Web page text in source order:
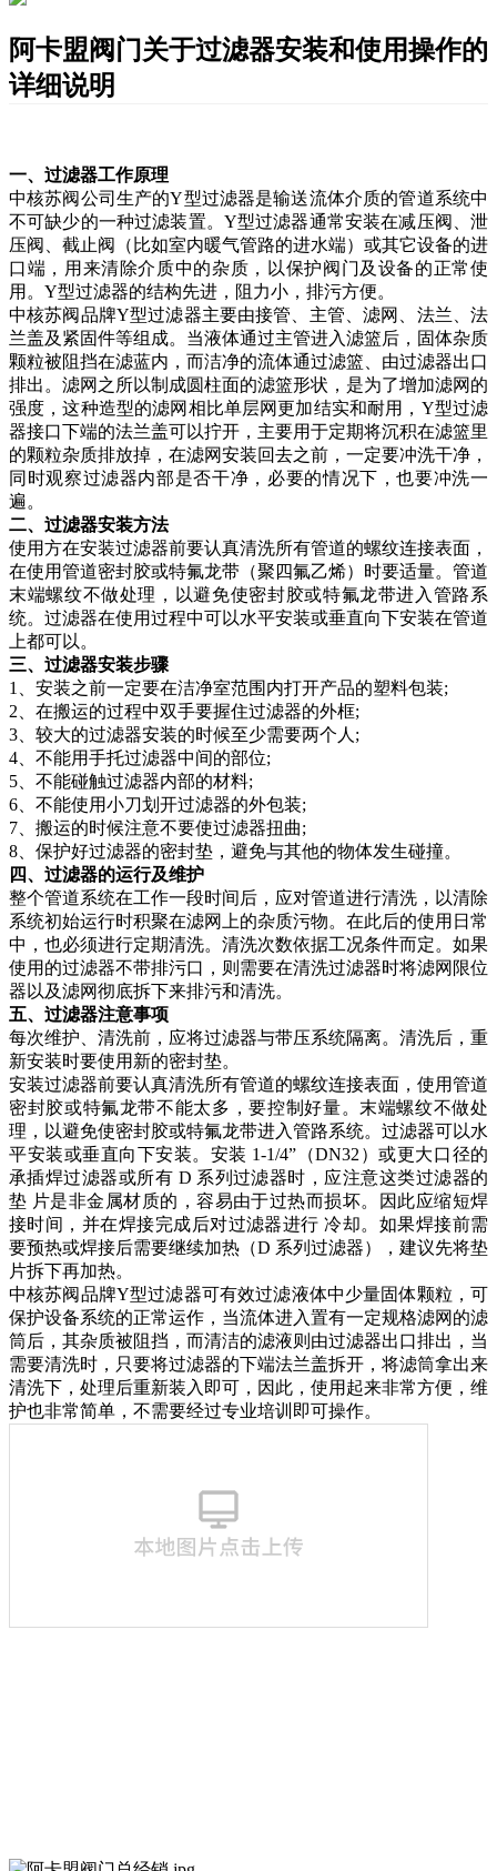
阿卡盟阀门关于过滤器安装和使用操作的
详细说明
一、过滤器工作原理
中核苏阀公司生产的Y型过滤器是输送流体介质的管道系统中
不可缺少的一种过滤装置。Y型过滤器通常安装在减压阀、泄
压阀、截止阀（比如室内暖气管路的进水端）或其它设备的进
口端，用来清除介质中的杂质，以保护阀门及设备的正常使
用。Y型过滤器的结构先进，阻力小，排污方便。
中核苏阀品牌Y型过滤器主要由接管、主管、滤网、法兰、法
兰盖及紧固件等组成。当液体通过主管进入滤篮后，固体杂质
颗粒被阻挡在滤蓝内，而洁净的流体通过滤篮、由过滤器出口
排出。滤网之所以制成圆柱面的滤篮形状，是为了增加滤网的
强度，这种造型的滤网相比单层网更加结实和耐用 ， Y型过滤
器接口下端的法兰盖可以拧开， 主要用于定期将沉积在滤篮里
的颗粒杂质排放掉，在滤网安装回去之前，一定要冲洗干净，
同时观察过滤器内部是否干净，必要的情况下，也要冲洗一
遍。
二、过滤器安装方法
使用方在安装过滤器前要认真清洗所有管道的螺纹连接表面，
在使用管道密封胶或特氟龙带（聚四氟乙烯） 时要适量。 管道
末端螺纹不做处理，以避免使密封胶或特氟龙带进入管路系
统。过滤器在使用过程中可以水平安装或垂直向下安装在管道
上都可以 。
三、过滤器安装步骤
1、安装之前一定要在洁净室范围内打开产品的塑料包装;
2、在搬运的过程中双手要握住过滤器的外框;
3、较大的过滤器安装的时候至少需要两个人;
4、不能用手托过滤器中间的部位;
5、不能碰触过滤器内部的材料;
6、不能使用小刀划开过滤器的外包装;
7、搬运的时候注意不要使过滤器扭曲;
8、保护好过滤器的密封垫，避免与其他的物体发生碰撞。
四、过滤器的运行及维护
整个管道系统在工作一段时间后，应对管道进行清洗，以清除
系统初始运行时积聚在滤网上的杂质污物。在此后的使用日常
中 ， 也必须进行定期清洗。清洗次数依据工况条件而定。 如果
使用的过滤器不带排污口 ，则 需要在清洗过滤器时将滤网限位
器以及滤网彻底拆下来排污和清洗。
五、过滤器注意事项
每次维护、清洗前，应将过滤器与带压系统隔离。清洗后，重
新安装时要使用新的密封垫。
安装过滤器前要认真清洗所有管道的螺纹连接表面，使用管道
密封胶或特氟龙带不能太多，要控制好量。末端螺纹不做处
理，以避免使密封胶或特氟龙带进入管路系统。过滤器可以水
平安装或垂直向下安装。安装 1-1/4”（DN32）或更大口径的
承插焊过滤器或所有 D 系列过滤器时，应注意这类过滤器的
垫 片是非金属材质的，容易由于过热而损坏。因此应缩短焊
接时间，并在焊接完成后对过滤器进行 冷却。如果焊接前需
要预热或焊接后需要继续加热（D 系列过滤器），建议先将垫
片拆下再加热。
中核苏阀品牌Y型过滤器可有效过滤液体中少量固体颗粒，可
保护设备系统的正常运作，当流体进入置有一定规格滤网的滤
筒后，其杂质被阻挡，而清洁的滤液则由过滤器出口排出，当
需要清洗时，只要将过滤器的下端法兰盖拆开，将滤筒拿出来
清洗下 ，处理后重新装入即可，因此，使用 起来非常方便 ， 维
护也非常简单，不需要经过专业培训即可操作。